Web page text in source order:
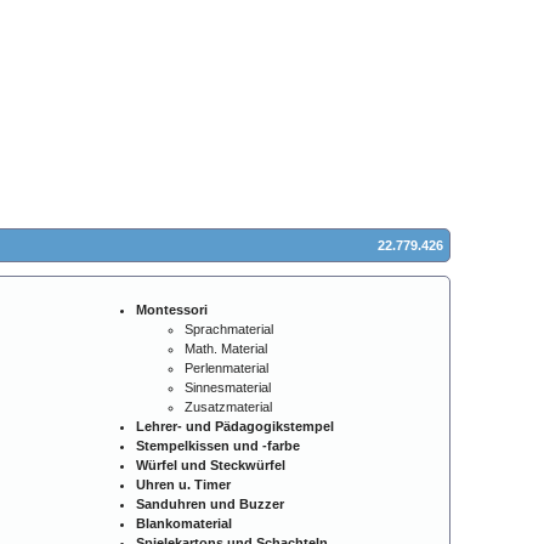
22.779.426
Montessori
Sprachmaterial
Math. Material
Perlenmaterial
Sinnesmaterial
Zusatzmaterial
Lehrer- und Pädagogikstempel
Stempelkissen und -farbe
Würfel und Steckwürfel
Uhren u. Timer
Sanduhren und Buzzer
Blankomaterial